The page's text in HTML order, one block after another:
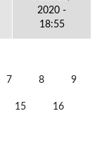
2020 -
18:55
7 8 9
15 16